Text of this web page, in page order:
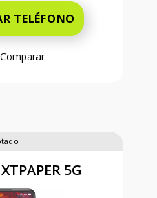
TELÉFONO
Comparar
5G